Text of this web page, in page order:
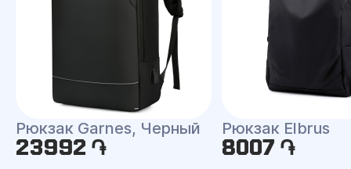
Рюкзак Garnes, Черный
23992 ֏
Рюкзак Elbrus
8007 ֏